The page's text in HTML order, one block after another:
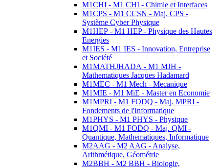
M1CHI - M1 CHI - Chimie et Interfaces
M1CPS - M1 CCSN - Maj. CPS -
Système Cyber Physique
M1HEP - M1 HEP - Physique des Hautes
Energies
M1IES - M1 IES - Innovation, Entreprise
et Société
M1MATHJHADA - M1 MJH -
Mathematiques Jacques Hadamard
M1MEC - M1 Mech - Mecanique
M1MIE - M1 MiE - Master en Economie
M1MPRI - M1 FODQ - Maj. MPRI -
Fondements de l'Informatique
M1PHYS - M1 PHYS - Physique
M1QMI - M1 FODQ - Maj. QMI -
Quantique, Mathematiques, Informatique
M2AAG - M2 AAG - Analyse,
Arithmétique, Géométrie
M2BBH - M2 BBH - Biologie,